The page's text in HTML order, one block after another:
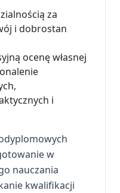
za
i dobrostan
ocenę własnej
i
w
nauczania
kwalifikacji